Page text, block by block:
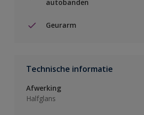
autobanden
Geurarm
Technische informatie
Afwerking
Halfglans